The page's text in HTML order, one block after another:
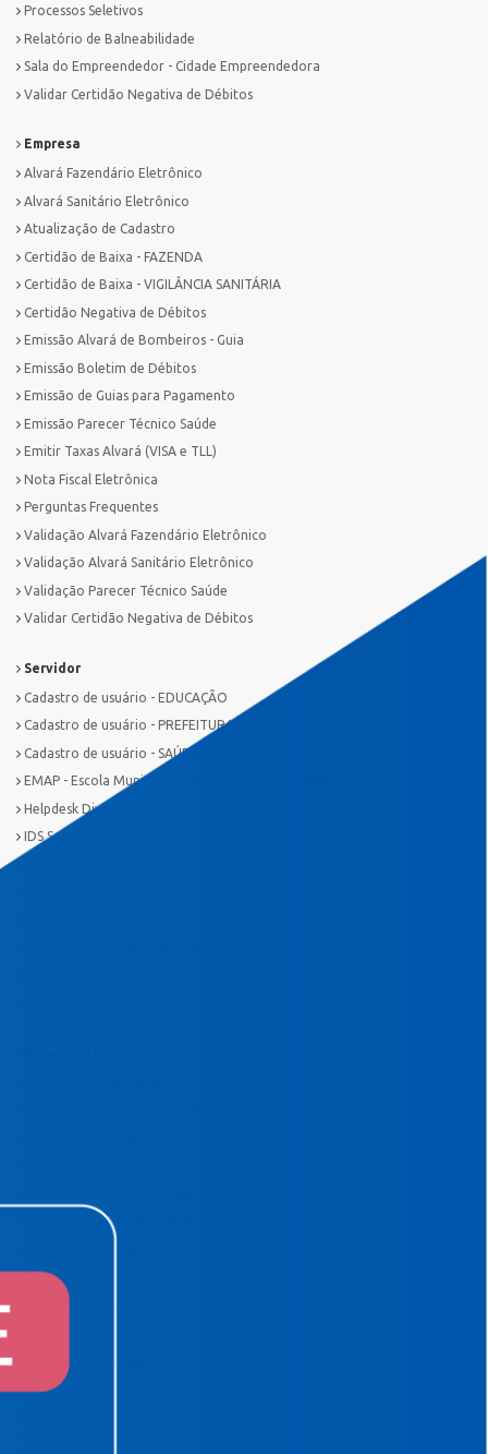
Processos Seletivos
Relatório de Balneabilidade
Sala do Empreendedor - Cidade Empreendedora
Validar Certidão Negativa de Débitos
Empresa
Alvará Fazendário Eletrônico
Alvará Sanitário Eletrônico
Atualização de Cadastro
Certidão de Baixa - FAZENDA
Certidão de Baixa - VIGILÂNCIA SANITÁRIA
Certidão Negativa de Débitos
Emissão Alvará de Bombeiros - Guia
Emissão Boletim de Débitos
Emissão de Guias para Pagamento
Emissão Parecer Técnico Saúde
Emitir Taxas Alvará (VISA e TLL)
Nota Fiscal Eletrônica
Perguntas Frequentes
Validação Alvará Fazendário Eletrônico
Validação Alvará Sanitário Eletrônico
Validação Parecer Técnico Saúde
Validar Certidão Negativa de Débitos
Servidor
Cadastro de usuário - EDUCAÇÃO
Cadastro de usuário - PREFEITURA
Cadastro de usuário - SAÚDE
EMAP - Escola Municipal de Administração Pública
Helpdesk Divisão TI
IDS Saúde
Requerimento Análise de Projetos
TeamViewer